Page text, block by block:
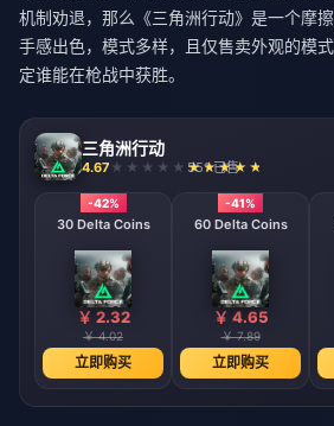
机制劝退，那么《三角洲行动》是一个摩
手感出色，模式多样，且仅售卖外观的模
定谁能在枪战中获胜。
三角洲行动
4.67 551 已售
-42%
30 Delta Coins
￥ 2.32
￥ 4.02
立即购买
-41%
60 Delta Coins
￥ 4.65
￥ 7.89
立即购买